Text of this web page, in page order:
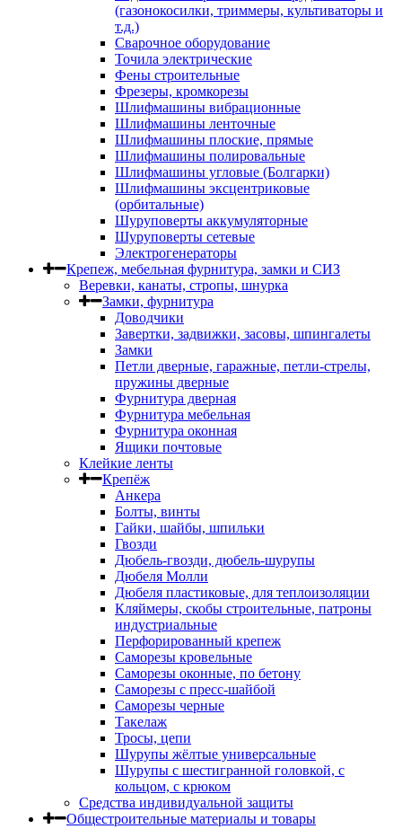
(газонокосилки, триммеры, культиваторы и
т.д.)
Сварочное оборудование
Точила электрические
Фены строительные
Фрезеры, кромкорезы
Шлифмашины вибрационные
Шлифмашины ленточные
Шлифмашины плоские, прямые
Шлифмашины полировальные
Шлифмашины угловые (Болгарки)
Шлифмашины эксцентриковые
(орбитальные)
Шуруповерты аккумуляторные
Шуруповерты сетевые
Электрогенераторы
Крепеж, мебельная фурнитура, замки и СИЗ
Веревки, канаты, стропы, шнурка
Замки, фурнитура
Доводчики
Завертки, задвижки, засовы, шпингалеты
Замки
Петли дверные, гаражные, петли-стрелы,
пружины дверные
Фурнитура дверная
Фурнитура мебельная
Фурнитура оконная
Ящики почтовые
Клейкие ленты
Крепёж
Анкера
Болты, винты
Гайки, шайбы, шпильки
Гвозди
Дюбель-гвозди, дюбель-шурупы
Дюбеля Молли
Дюбеля пластиковые, для теплоизоляции
Кляймеры, скобы строительные, патроны
индустриальные
Перфорированный крепеж
Саморезы кровельные
Саморезы оконные, по бетону
Саморезы с пресс-шайбой
Саморезы черные
Такелаж
Тросы, цепи
Шурупы жёлтые универсальные
Шурупы с шестигранной головкой, с
кольцом, с крюком
Средства индивидуальной защиты
Общестроительные материалы и товары